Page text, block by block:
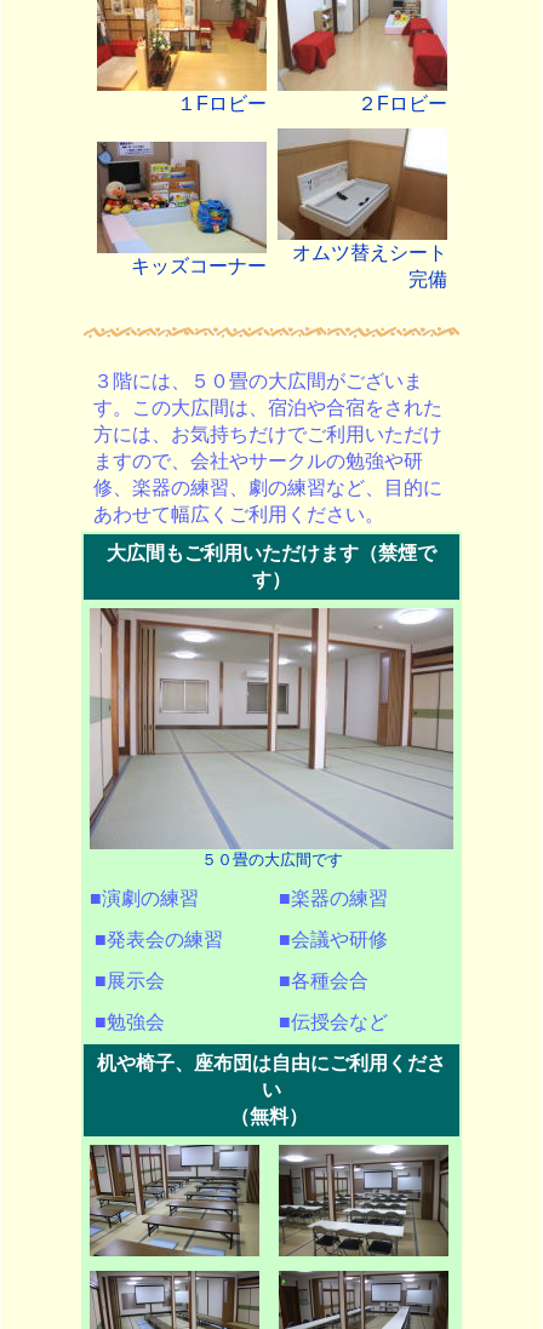
１Fロビー ２Fロビー
キッズコーナー
オムツ替えシート
完備
３階には、５０畳の大広間がございま
す。この大広間は、宿泊や合宿をされた
方には、お気持ちだけでご利用いただけ
ますので、会社やサークルの勉強や研
修、楽器の練習、劇の練習など、目的に
あわせて幅広くご利用ください。
大広間もご利用いただけます（禁煙で
す）
５０畳の大広間です
■演劇の練習
■楽器の練習
■発表会の練習
■会議や研修
■展示会
■各種会合
■勉強会
■伝授会など
机や椅子、座布団は自由にご利用くださ
い
（無料）